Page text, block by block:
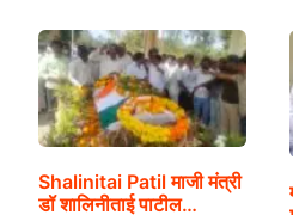
Shalinitai Patil माजी मंत्री
डॉ शालिनीताई पाटील…